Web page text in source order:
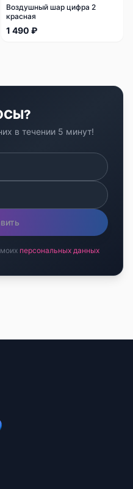
Воздушный шар цифра 2
красная
1 490 ₽
в течении 5 минут!
персональных данных